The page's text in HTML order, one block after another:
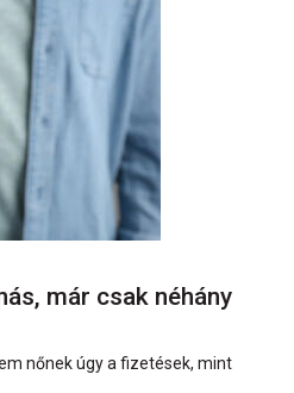
már csak néhány
nőnek úgy a fizetések, mint